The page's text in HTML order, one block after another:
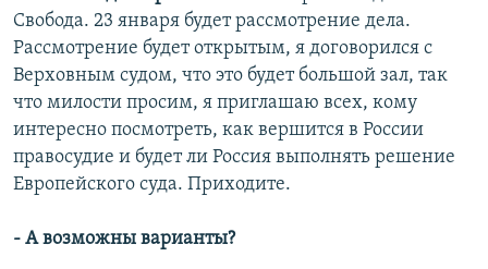
Свобода. 23 января будет рассмотрение дела.
Рассмотрение будет открытым, я договорился с
Верховным судом, что это будет большой зал, так
что милости просим, я приглашаю всех, кому
интересно посмотреть, как вершится в России
правосудие и будет ли Россия выполнять решение
Европейского суда. Приходите.
- А возможны варианты?